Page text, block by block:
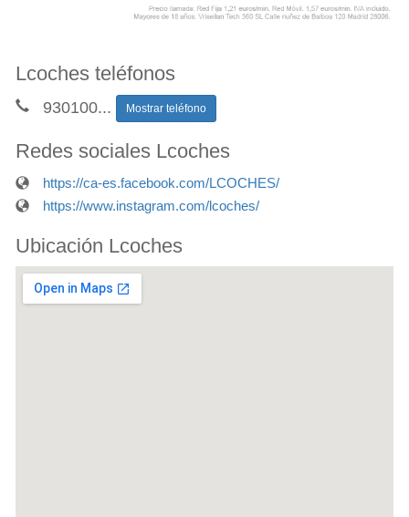
Lcoches teléfonos
930100... Mostrar teléfono
Redes sociales Lcoches
https://ca-es.facebook.com/LCOCHES/
https://www.instagram.com/lcoches/
Ubicación Lcoches